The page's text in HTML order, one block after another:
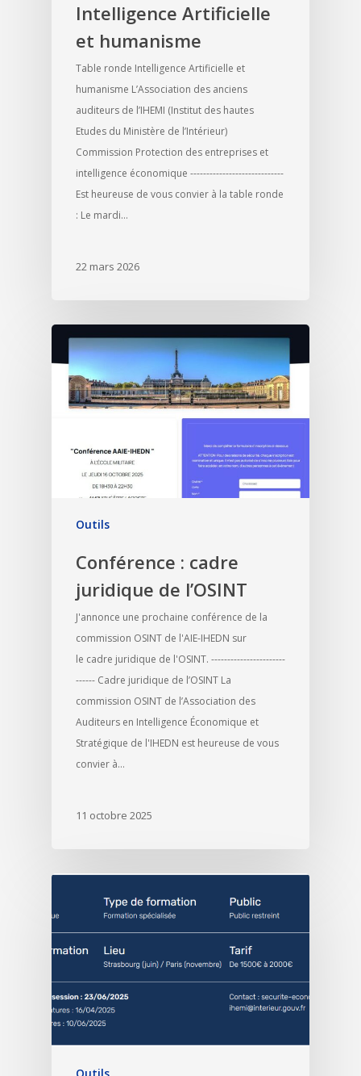
Intelligence Artificielle
et humanisme
Table ronde Intelligence Artificielle et
humanisme L’Association des anciens
auditeurs de l’IHEMI (Institut des hautes
Etudes du Ministère de l’Intérieur)
Commission Protection des entreprises et
intelligence économique -----------------------------
Est heureuse de vous convier à la table ronde
: Le mardi…
22 mars 2026
Outils
Conférence : cadre
juridique de l’OSINT
J'annonce une prochaine conférence de la
commission OSINT de l'AIE-IHEDN sur
le cadre juridique de l'OSINT. -----------------------
------ Cadre juridique de l’OSINT La
commission OSINT de l’Association des
Auditeurs en Intelligence Économique et
Stratégique de l'IHEDN est heureuse de vous
convier à…
11 octobre 2025